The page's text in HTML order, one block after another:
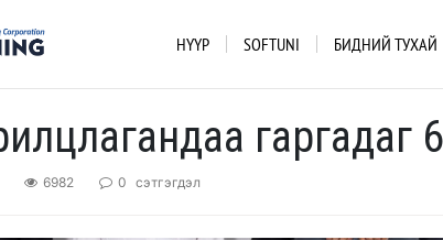
НҮҮР SOFTUNI БИДНИЙ ТУХАЙ
гаргадаг
6982 0 сэтгэгдэл